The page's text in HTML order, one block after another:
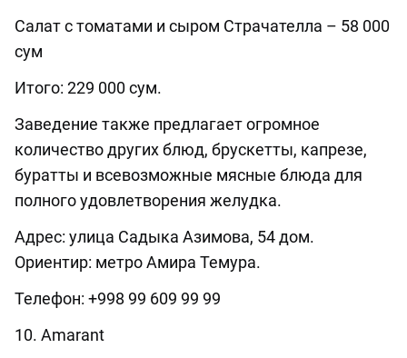
Салат с томатами и сыром Страчателла – 58 000
сум
Итого: 229 000 сум.
Заведение также предлагает огромное
количество других блюд, брускетты, капрезе,
буратты и всевозможные мясные блюда для
полного удовлетворения желудка.
Адрес: улица Садыка Азимова, 54 дом.
Ориентир: метро Амира Темура.
Телефон: +998 99 609 99 99
10. Amarant